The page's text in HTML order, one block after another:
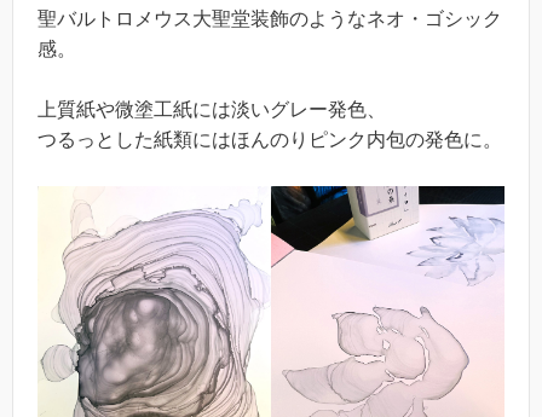
聖バルトロメウス大聖堂装飾のようなネオ・ゴシック
感。
上質紙や微塗工紙には淡いグレー発色、
つるっとした紙類にはほんのりピンク内包の発色に。